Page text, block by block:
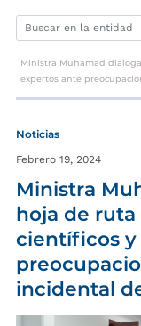
Ministra Muhamad
expertos ante
Noticias
Febrero 19, 2024
Ministra
hoja de
científicos y
incidental